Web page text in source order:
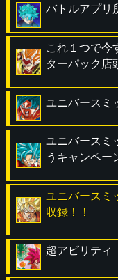
バトルアプリ
これ１つで今
ターパック店
ユニバースミ
ユニバースミ
うキャンペー
ユニバースミ
収録！！
超アビリティ